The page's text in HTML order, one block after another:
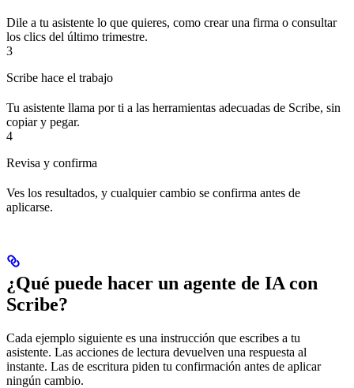
Dile a tu asistente lo que quieres, como crear una firma o consultar
los clics del último trimestre.
3
Scribe hace el trabajo
Tu asistente llama por ti a las herramientas adecuadas de Scribe, sin
copiar y pegar.
4
Revisa y confirma
Ves los resultados, y cualquier cambio se confirma antes de
aplicarse.
¿Qué puede hacer un agente de IA con
Scribe?
Cada ejemplo siguiente es una instrucción que escribes a tu
asistente. Las acciones de lectura devuelven una respuesta al
instante. Las de escritura piden tu confirmación antes de aplicar
ningún cambio.